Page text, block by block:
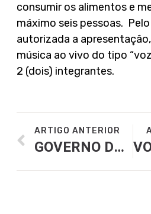
consumir os alimentos e
máximo seis pessoas.
autorizada a
música ao vivo do tipo
2 (dois) integrantes.
ARTIGO ANTERIOR
GOVERNO DE GOIÁS CRIA CANAL ESPECIAL PARA ATENDER DONOS DE BARES E RESTAURANTES DE GOIÂNIA NA SOLICITAÇÃO DE CRÉDITO DE ATÉ R$ 50 MIL